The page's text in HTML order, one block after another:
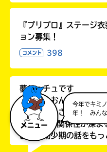
メニュー
今年でキミ
年！ みんな
『プリプロ』ステージ
ョン募集！
コメント 398
夢シュチュです
ルイがみおんに対して
ンだとか、さすがにない
り、2人の関係性が深ま
また、幼少期の話をもっ